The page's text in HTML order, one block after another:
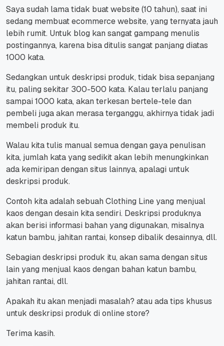
Saya sudah lama tidak buat website (10 tahun), saat ini
sedang membuat ecommerce website, yang ternyata jauh
lebih rumit. Untuk blog kan sangat gampang menulis
postingannya, karena bisa ditulis sangat panjang diatas
1000 kata.
Sedangkan untuk deskripsi produk, tidak bisa sepanjang
itu, paling sekitar 300-500 kata. Kalau terlalu panjang
sampai 1000 kata, akan terkesan bertele-tele dan
pembeli juga akan merasa terganggu, akhirnya tidak jadi
membeli produk itu.
Walau kita tulis manual semua dengan gaya penulisan
kita, jumlah kata yang sedikit akan lebih menungkinkan
ada kemiripan dengan situs lainnya, apalagi untuk
deskripsi produk.
Contoh kita adalah sebuah Clothing Line yang menjual
kaos dengan desain kita sendiri. Deskripsi produknya
akan berisi informasi bahan yang digunakan, misalnya
katun bambu, jahitan rantai, konsep dibalik desainnya, dll.
Sebagian deskripsi produk itu, akan sama dengan situs
lain yang menjual kaos dengan bahan katun bambu,
jahitan rantai, dll.
Apakah itu akan menjadi masalah? atau ada tips khusus
untuk deskripsi produk di online store?
Terima kasih.